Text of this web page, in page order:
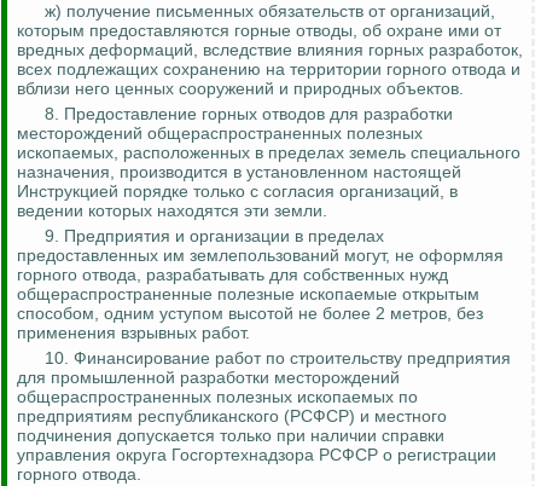
ж) получение письменных обязательств от организаций,
которым предоставляются горные отводы, об охране ими от
вредных деформаций, вследствие влияния горных разработок,
всех подлежащих сохранению на территории горного отвода и
вблизи него ценных сооружений и природных объектов.
8. Предоставление горных отводов для разработки
месторождений общераспространенных полезных
ископаемых, расположенных в пределах земель специального
назначения, производится в установленном настоящей
Инструкцией порядке только с согласия организаций, в
ведении которых находятся эти земли.
9. Предприятия и организации в пределах
предоставленных им землепользований могут, не оформляя
горного отвода, разрабатывать для собственных нужд
общераспространенные полезные ископаемые открытым
способом, одним уступом высотой не более 2 метров, без
применения взрывных работ.
10. Финансирование работ по строительству предприятия
для промышленной разработки месторождений
общераспространенных полезных ископаемых по
предприятиям республиканского (РСФСР) и местного
подчинения допускается только при наличии справки
управления округа Госгортехнадзора РСФСР о регистрации
горного отвода.